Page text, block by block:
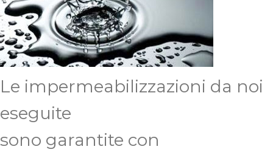
Le impermeabilizzazioni da noi
eseguite
sono garantite con